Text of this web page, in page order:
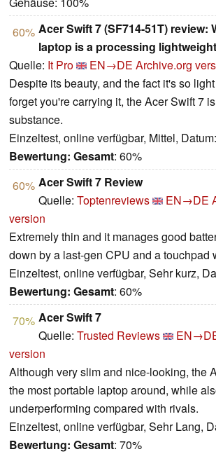
60% Acer Swift 7 (SF714-51T)
laptop is a processing lightweight
Quelle: It Pro EN→DE Archive.org
Despite its beauty, and the fact it's so
forget you're carrying it, the Acer Swift 7
substance.
Einzeltest, online verfügbar, Mittel,
Bewertung: Gesamt: 60%
60% Acer Swift 7 Review
Quelle: Toptenreviews EN→DE
version
Extremely thin and it manages good
down by a last-gen CPU and a touchpad
Einzeltest, online verfügbar, Sehr kurz,
Bewertung: Gesamt: 60%
70% Acer Swift 7
Quelle: Trusted Reviews
version
Although very slim and nice-looking, the
the most portable laptop around, while
underperforming compared with rivals.
Einzeltest, online verfügbar, Sehr Lang,
Bewertung: Gesamt: 70%